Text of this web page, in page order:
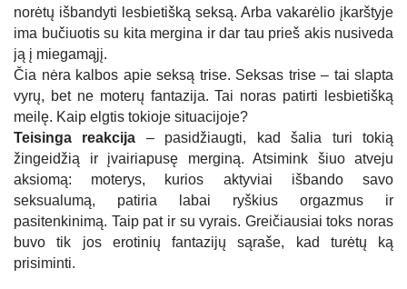
norėtų išbandyti lesbietišką seksą. Arba vakarėlio įkarštyje
ima bučiuotis su kita mergina ir dar tau prieš akis nusiveda
ją į miegamąjį.
Čia nėra kalbos apie seksą trise. Seksas trise – tai slapta
vyrų, bet ne moterų fantazija. Tai noras patirti lesbietišką
meilę. Kaip elgtis tokioje situacijoje?
Teisinga reakcija – pasidžiaugti, kad šalia turi tokią
žingeidžią ir įvairiapusę merginą. Atsimink šiuo atveju
aksiomą: moterys, kurios aktyviai išbando savo
seksualumą, patiria labai ryškius orgazmus ir
pasitenkinimą. Taip pat ir su vyrais. Greičiausiai toks noras
buvo tik jos erotinių fantazijų sąraše, kad turėtų ką
prisiminti.